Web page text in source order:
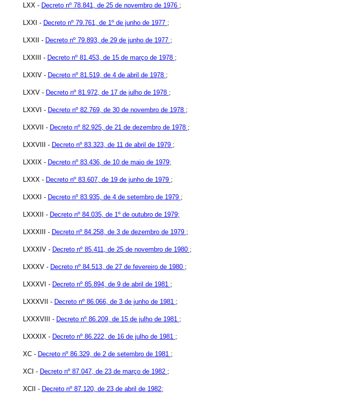
LXX - Decreto nº 78.841, de 25 de novembro de 1976 ;
LXXI - Decreto nº 79.761, de 1º de junho de 1977 ;
LXXII - Decreto nº 79.893, de 29 de junho de 1977 ;
LXXIII - Decreto nº 81.453, de 15 de março de 1978 ;
LXXIV - Decreto nº 81.519, de 4 de abril de 1978 ;
LXXV - Decreto nº 81.972, de 17 de julho de 1978 ;
LXXVI - Decreto nº 82.769, de 30 de novembro de 1978 ;
LXXVII - Decreto nº 82.925, de 21 de dezembro de 1978 ;
LXXVIII - Decreto nº 83.323, de 11 de abril de 1979 ;
LXXIX - Decreto nº 83.436, de 10 de maio de 1979;
LXXX - Decreto nº 83.607, de 19 de junho de 1979 ;
LXXXI - Decreto nº 83.935, de 4 de setembro de 1979 ;
LXXXII - Decreto nº 84.035, de 1º de outubro de 1979;
LXXXIII - Decreto nº 84.258, de 3 de dezembro de 1979 ;
LXXXIV - Decreto nº 85.411, de 25 de novembro de 1980 ;
LXXXV - Decreto nº 84.513, de 27 de fevereiro de 1980 ;
LXXXVI - Decreto nº 85.894, de 9 de abril de 1981 ;
LXXXVII - Decreto nº 86.066, de 3 de junho de 1981 ;
LXXXVIII - Decreto nº 86.209, de 15 de julho de 1981 ;
LXXXIX - Decreto nº 86.222, de 16 de julho de 1981 ;
XC - Decreto nº 86.329, de 2 de setembro de 1981 ;
XCI - Decreto nº 87.047, de 23 de março de 1982 ;
XCII - Decreto nº 87.120, de 23 de abril de 1982;